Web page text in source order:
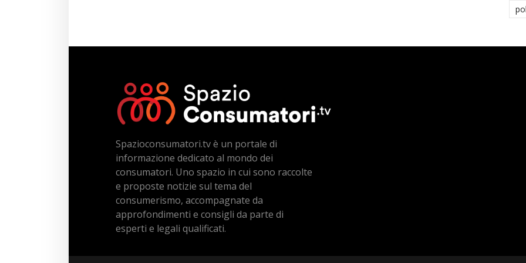
Spazioconsumatori.tv è un portale di
informazione dedicato al mondo dei
consumatori. Uno spazio in cui sono raccolte
e proposte notizie sul tema del
consumerismo, accompagnate da
approfondimenti e consigli da parte di
esperti e legali qualificati.